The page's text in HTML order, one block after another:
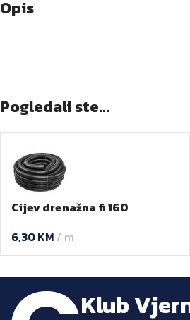
Opis
Pogledali ste...
Cijev drenažna fi 160
6,30KM m
Klub